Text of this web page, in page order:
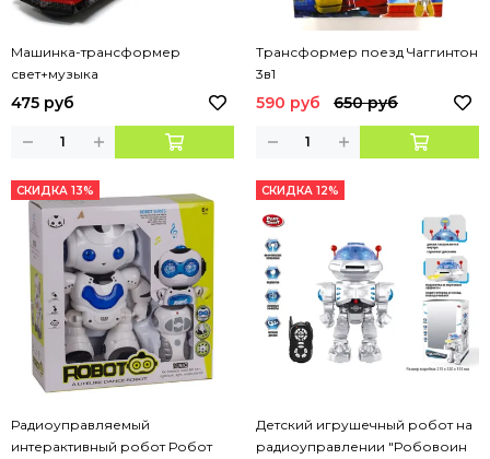
Машинка-трансформер
свет+музыка
475 руб
Трансформер поезд Чаггинтон
3в1
590 руб 650 руб
СКИДКА 13%
Радиоуправляемый
интерактивный робот Робот
СКИДКА 12%
Детский игрушечный робот на
радиоуправлении "Робовоин